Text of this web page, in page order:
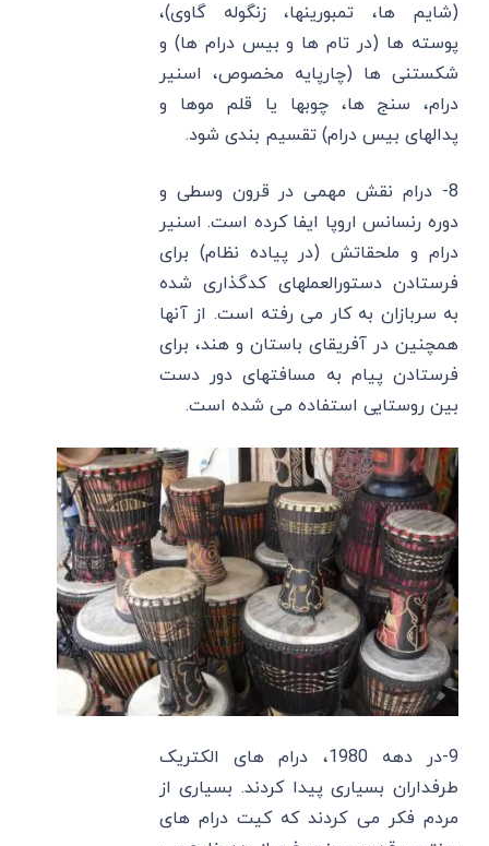
(شایم ها، تمبورینها، زنگوله گاوی)،
پوسته ها (در تام ها و بیس درام ها) و
شکستنی ها (چارپایه مخصوص، اسنیر
درام، سنج ها، چوبها یا قلم موها و
پدالهای بیس درام) تقسیم بندی شود.
8- درام نقش مهمی در قرون وسطی و
دوره رنسانس اروپا ایفا کرده است. اسنیر
درام و ملحقاتش (در پیاده نظام) برای
فرستادن دستورالعملهای کدگذاری شده
به سربازان به کار می رفته است. از آنها
همچنین در آفریقای باستان و هند، برای
فرستادن پیام به مسافتهای دور دست
بین روستایی استفاده می شده است.
9-در دهه 1980، درام های الکتریک
طرفداران بسیاری پیدا کردند. بسیاری از
مردم فکر می کردند که کیت درام های